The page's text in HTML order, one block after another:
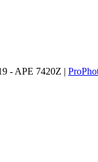
- APE 7420Z |